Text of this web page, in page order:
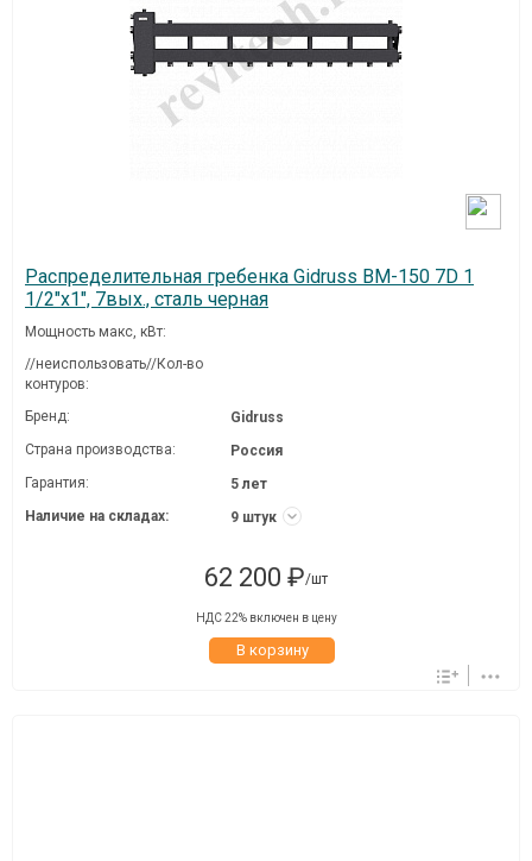
Распределительная гребенка Gidruss BM-150 7D 1
1/2"х1", 7вых., сталь черная
Мощность макс, кВт:
//неиспользовать//Кол-во
контуров:
Бренд:
Gidruss
Страна производства:
Россия
Гарантия:
5 лет
Наличие на складах:
9 штук
62 200 ₽/шт
НДС 22% включен в цену
В корзину